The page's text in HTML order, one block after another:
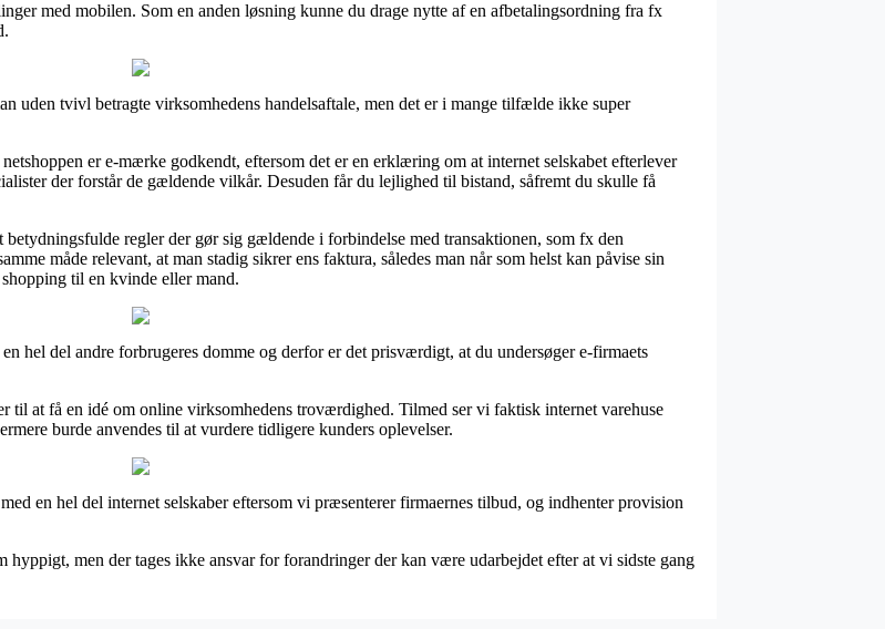
med mobilen. Som en anden løsning kunne du drage nytte af en afbetalingsordning fra fx
uden tvivl betragte virksomhedens handelsaftale, men det er i mange tilfælde ikke super
er e-mærke godkendt, eftersom det er en erklæring om at internet selskabet efterlever
der forstår de gældende vilkår. Desuden får du lejlighed til bistand, såfremt du skulle få
regler der gør sig gældende i forbindelse med transaktionen, som fx den
måde relevant, at man stadig sikrer ens faktura, således man når som helst kan påvise sin
til en kvinde eller mand.
hel del andre forbrugeres domme og derfor er det prisværdigt, at du undersøger e-firmaets
at få en idé om online virksomhedens troværdighed. Tilmed ser vi faktisk internet varehuse
burde anvendes til at vurdere tidligere kunders oplevelser.
en hel del internet selskaber eftersom vi præsenterer firmaernes tilbud, og indhenter provision
men der tages ikke ansvar for forandringer der kan være udarbejdet efter at vi sidste gang